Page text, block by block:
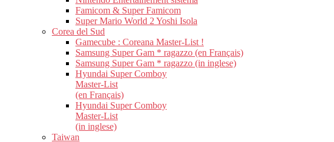
Famicom & Super Famicom
Super Mario World 2 Yoshi Isola
Corea del Sud
Gamecube : Coreana Master-List !
Samsung Super Gam * ragazzo (en Français)
Samsung Super Gam * ragazzo (in inglese)
Hyundai Super Comboy
Master-List
(en Français)
Hyundai Super Comboy
Master-List
(in inglese)
Taiwan